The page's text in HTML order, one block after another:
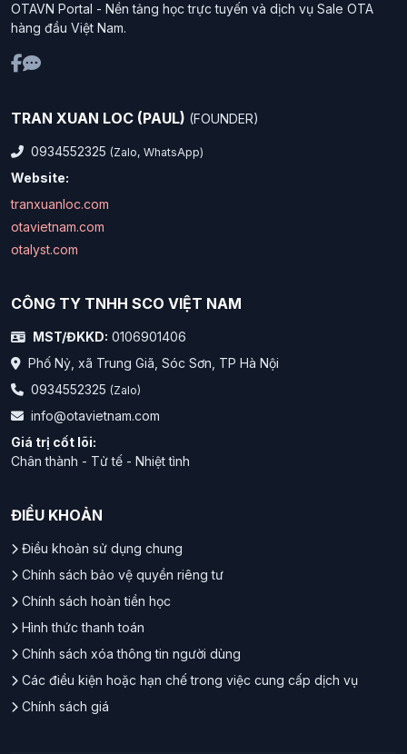
OTAVN Portal - Nền tảng học trực tuyến và dịch vụ Sale OTA
hàng đầu Việt Nam.
TRAN XUAN LOC (PAUL) (FOUNDER)
0934552325 (Zalo, WhatsApp)
Website:
tranxuanloc.com
otavietnam.com
otalyst.com
CÔNG TY TNHH SCO VIỆT NAM
MST/ĐKKD: 0106901406
Phố Nỷ, xã Trung Giã, Sóc Sơn, TP Hà Nội
0934552325 (Zalo)
info@otavietnam.com
Giá trị cốt lõi:
Chân thành - Tử tế - Nhiệt tình
ĐIỀU KHOẢN
Điều khoản sử dụng chung
Chính sách bảo vệ quyền riêng tư
Chính sách hoàn tiền học
Hình thức thanh toán
Chính sách xóa thông tin người dùng
Các điều kiện hoặc hạn chế trong việc cung cấp dịch vụ
Chính sách giá